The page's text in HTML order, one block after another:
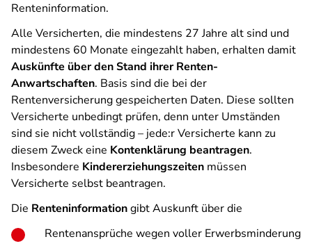
Renteninformation.
Alle Versicherten, die mindestens 27 Jahre alt sind und
mindestens 60 Monate eingezahlt haben, erhalten damit
Auskünfte über den Stand ihrer Renten-
Anwartschaften. Basis sind die bei der
Rentenversicherung gespeicherten Daten. Diese sollten
Versicherte unbedingt prüfen, denn unter Umständen
sind sie nicht vollständig – jede:r Versicherte kann zu
diesem Zweck eine Kontenklärung beantragen.
Insbesondere Kindererziehungszeiten müssen
Versicherte selbst beantragen.
Die Renteninformationgibt Auskunft über die
Rentenansprüche wegen voller Erwerbsminderung